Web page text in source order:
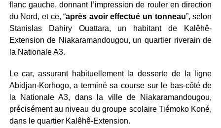
flanc gauche, donnant l’impression de rouler en direction
du Nord, et ce, “après avoir effectué un tonneau”, selon
Stanislas Dahiry Ouattara, un habitant de Kalêhê-
Extension de Niakaramandougou, un quartier riverain de
la Nationale A3.
Le car, assurant habituellement la desserte de la ligne
Abidjan-Korhogo, a terminé sa course sur le bas-côté de
la Nationale A3, dans la ville de Niakaramandougou,
précisément au niveau du groupe scolaire Tiémoko Koné,
dans le quartier Kalêhê-Extension.